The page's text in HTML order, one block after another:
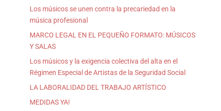
Los músicos se unen contra la precariedad en la
música profesional
MARCO LEGAL EN EL PEQUEÑO FORMATO: MÚSICOS
Y SALAS
Los músicos y la exigencia colectiva del alta en el
Régimen Especial de Artistas de la Seguridad Social
LA LABORALIDAD DEL TRABAJO ARTÍSTICO
MEDIDAS YA!